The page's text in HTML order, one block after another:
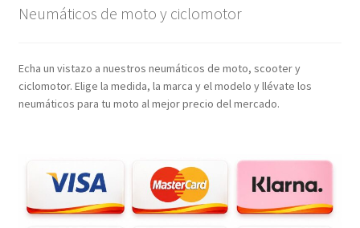
Neumáticos de moto y ciclomotor
Echa un vistazo a nuestros neumáticos de moto, scooter y
ciclomotor. Elige la medida, la marca y el modelo y llévate los
neumáticos para tu moto al mejor precio del mercado.